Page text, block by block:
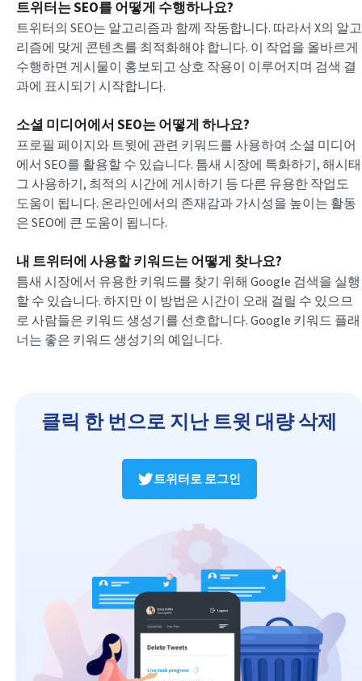
트위터는 SEO를 어떻게 수행하나요?
트위터의 SEO는 알고리즘과 함께 작동합니다. 따라서 X의 알고
리즘에 맞게 콘텐츠를 최적화해야 합니다. 이 작업을 올바르게
수행하면 게시물이 홍보되고 상호 작용이 이루어지며 검색 결
과에 표시되기 시작합니다.
소셜 미디어에서 SEO는 어떻게 하나요?
프로필 페이지와 트윗에 관련 키워드를 사용하여 소셜 미디어
에서 SEO를 활용할 수 있습니다. 틈새 시장에 특화하기, 해시태
그 사용하기, 최적의 시간에 게시하기 등 다른 유용한 작업도
도움이 됩니다. 온라인에서의 존재감과 가시성을 높이는 활동
은 SEO에 큰 도움이 됩니다.
내 트위터에 사용할 키워드는 어떻게 찾나요?
틈새 시장에서 유용한 키워드를 찾기 위해 Google 검색을 실행
할 수 있습니다. 하지만 이 방법은 시간이 오래 걸릴 수 있으므
로 사람들은 키워드 생성기를 선호합니다. Google 키워드 플래
너는 좋은 키워드 생성기의 예입니다.
클릭 한 번으로 지난 트윗 대량 삭제
트위터로 로그인